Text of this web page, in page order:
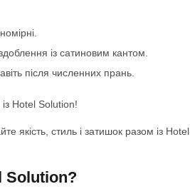
із сатиновим кантом.
після численних прань.
Hotel Solution!
якість, стиль і затишок разом із Hotel
Solution?